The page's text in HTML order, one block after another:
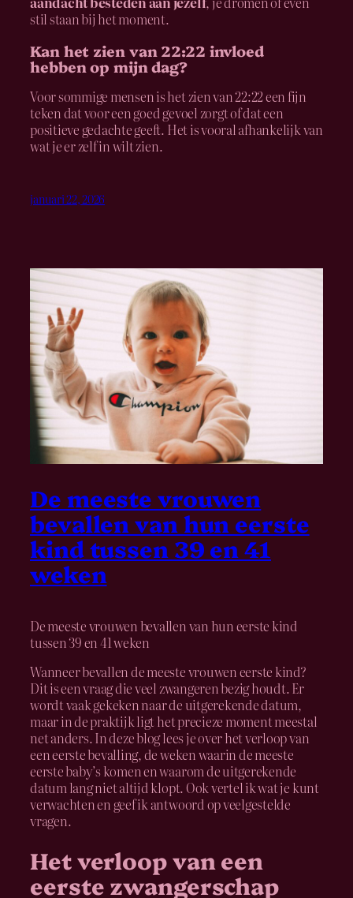
stil staan bij het moment.
Kan het zien van 22:22 invloed
hebben op mijn dag?
Voor sommige mensen is het zien van 22:22 een fijn
teken dat voor een goed gevoel zorgt of dat een
positieve gedachte geeft. Het is vooral afhankelijk van
wat je er zelf in wilt zien.
januari 22, 2026
De meeste vrouwen
bevallen van hun eerste
kind tussen 39 en 41
weken
De meeste vrouwen bevallen van hun eerste kind
tussen 39 en 41 weken
Wanneer bevallen de meeste vrouwen eerste kind?
Dit is een vraag die veel zwangeren bezig houdt. Er
wordt vaak gekeken naar de uitgerekende datum,
maar in de praktijk ligt het precieze moment meestal
net anders. In deze blog lees je over het verloop van
een eerste bevalling, de weken waarin de meeste
eerste baby’s komen en waarom de uitgerekende
datum lang niet altijd klopt. Ook vertel ik wat je kunt
verwachten en geef ik antwoord op veelgestelde
vragen.
Het verloop van een
eerste zwangerschap